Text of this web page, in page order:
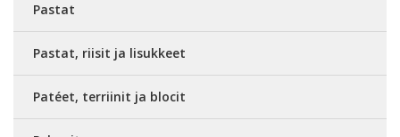
Pastat
Pastat, riisit ja lisukkeet
Patéet, terriinit ja blocit